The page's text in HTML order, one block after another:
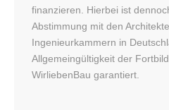
finanzieren. Hierbei ist
Abstimmung mit den
Ingenieurkammern in
Allgemeingültigkeit der
WirliebenBau garantiert.